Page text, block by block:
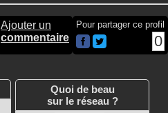
Ajouter un
commentaire
Pour partager ce profil
0
Quoi de beau
sur le réseau ?